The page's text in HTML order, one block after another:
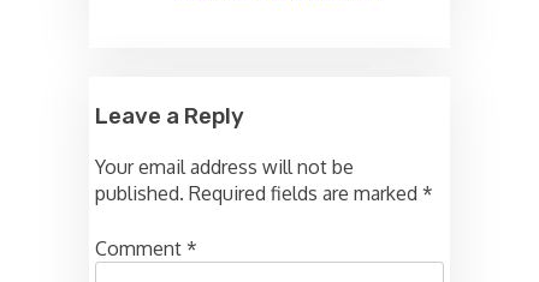
Leave a Reply
Your email address will not be
published. Required fields are marked *
Comment *